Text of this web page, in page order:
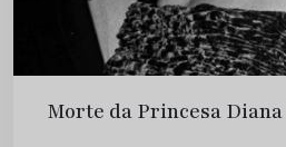
Morte da Princesa Diana